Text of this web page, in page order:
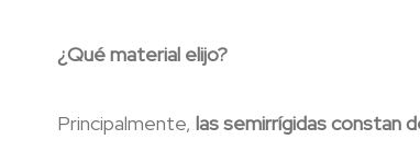
¿Qué material elijo?
Principalmente, las semirrígidas constan